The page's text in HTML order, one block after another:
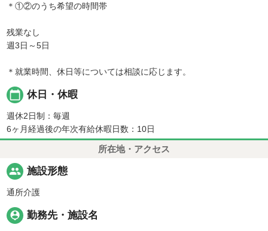
＊①②のうち希望の時間帯
残業なし
週3日～5日
＊就業時間、休日等については相談に応じます。
calendar_today 休日・休暇
週休2日制：毎週
6ヶ月経過後の年次有給休暇日数：10日
所在地・アクセス
people 施設形態
通所介護
person_pin 勤務先・施設名